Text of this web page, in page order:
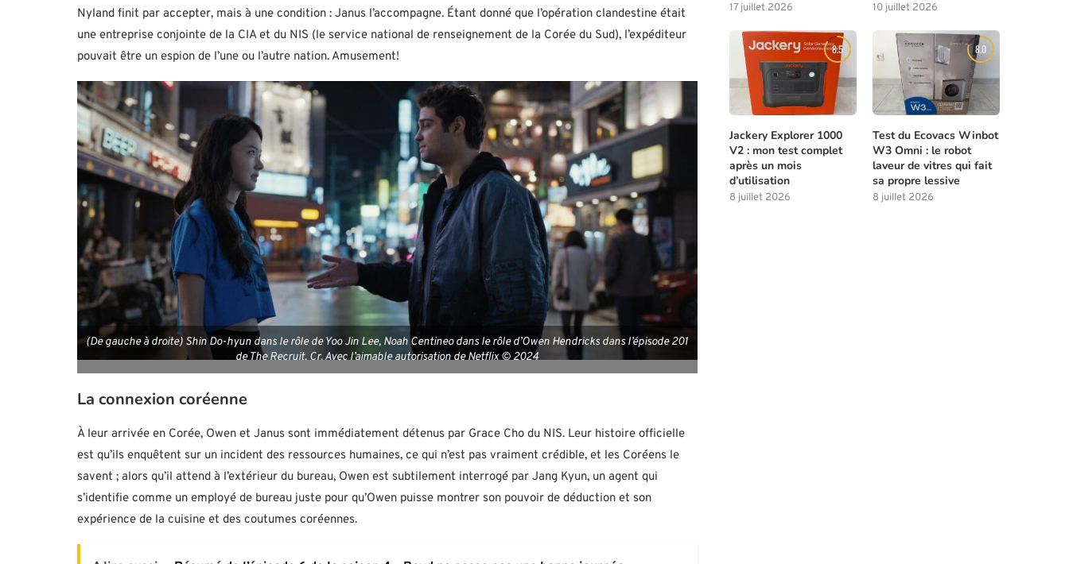
Nyland finit par accepter, mais à une condition : Janus l’accompagne. Étant donné que l’opération clandestine était
une entreprise conjointe de la CIA et du NIS (le service national de renseignement de la Corée du Sud), l’expéditeur
pouvait être un espion de l’une ou l’autre nation. Amusement!
(De gauche à droite) Shin Do-hyun dans le rôle de Yoo Jin Lee, Noah Centineo dans le rôle d’Owen Hendricks dans l’épisode 201
de The Recruit. Cr. Avec l’aimable autorisation de Netflix © 2024
La connexion coréenne
À leur arrivée en Corée, Owen et Janus sont immédiatement détenus par Grace Cho du NIS. Leur histoire officielle
est qu’ils enquêtent sur un incident des ressources humaines, ce qui n’est pas vraiment crédible, et les Coréens le
savent ; alors qu’il attend à l’extérieur du bureau, Owen est subtilement interrogé par Jang Kyun, un agent qui
s’identifie comme un employé de bureau juste pour qu’Owen puisse montrer son pouvoir de déduction et son
expérience de la cuisine et des coutumes coréennes.
17 juillet 2026 10 juillet 2026
8.5
Jackery Explorer 1000
V2 : mon test complet
après un mois
d’utilisation
8 juillet 2026
8.0
Test du Ecovacs Winbot
W3 Omni : le robot
laveur de vitres qui fait
sa propre lessive
8 juillet 2026